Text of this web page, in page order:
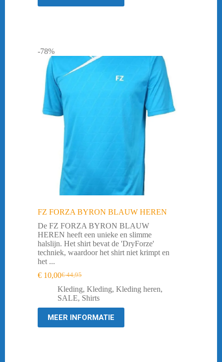
-78%
FZ FORZA BYRON BLAUW HEREN
De FZ FORZA BYRON BLAUW
HEREN heeft een unieke en slimme
halslijn. Het shirt bevat de 'DryForze'
techniek, waardoor het shirt niet krimpt en
het ...
€44,95
Oorspronkelijke
prijs
was:
€ 44,95.
€ 10,00Huidige
prijs
is:
€ 10,00.
Kleding, Kleding, Kleding heren,
SALE, Shirts
MEER INFORMATIE